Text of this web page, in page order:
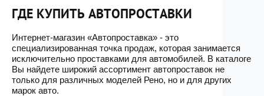
ГДЕ КУПИТЬ АВТОПРОСТАВКИ
Интернет-магазин «Автопроставка» - это
специализированная точка продаж, которая занимается
исключительно проставками для автомобилей. В каталоге
Вы найдете широкий ассортимент автопроставок не
только для различных моделей Рено, но и для других
марок авто.